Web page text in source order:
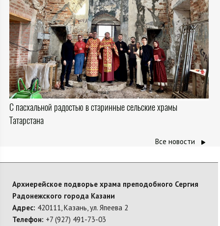
С пасхальной радостью в старинные сельские храмы
Татарстана
Все новости
Архиерейское подворье храма преподобного Сергия
Радонежского города Казани
Адрес: 420111, Казань, ул. Япеева 2
Телефон: +7 (927) 491-73-03